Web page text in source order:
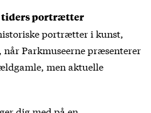
tiders portrætter
portrætter i kunst,
Parkmuseerne præsenterer
men aktuelle